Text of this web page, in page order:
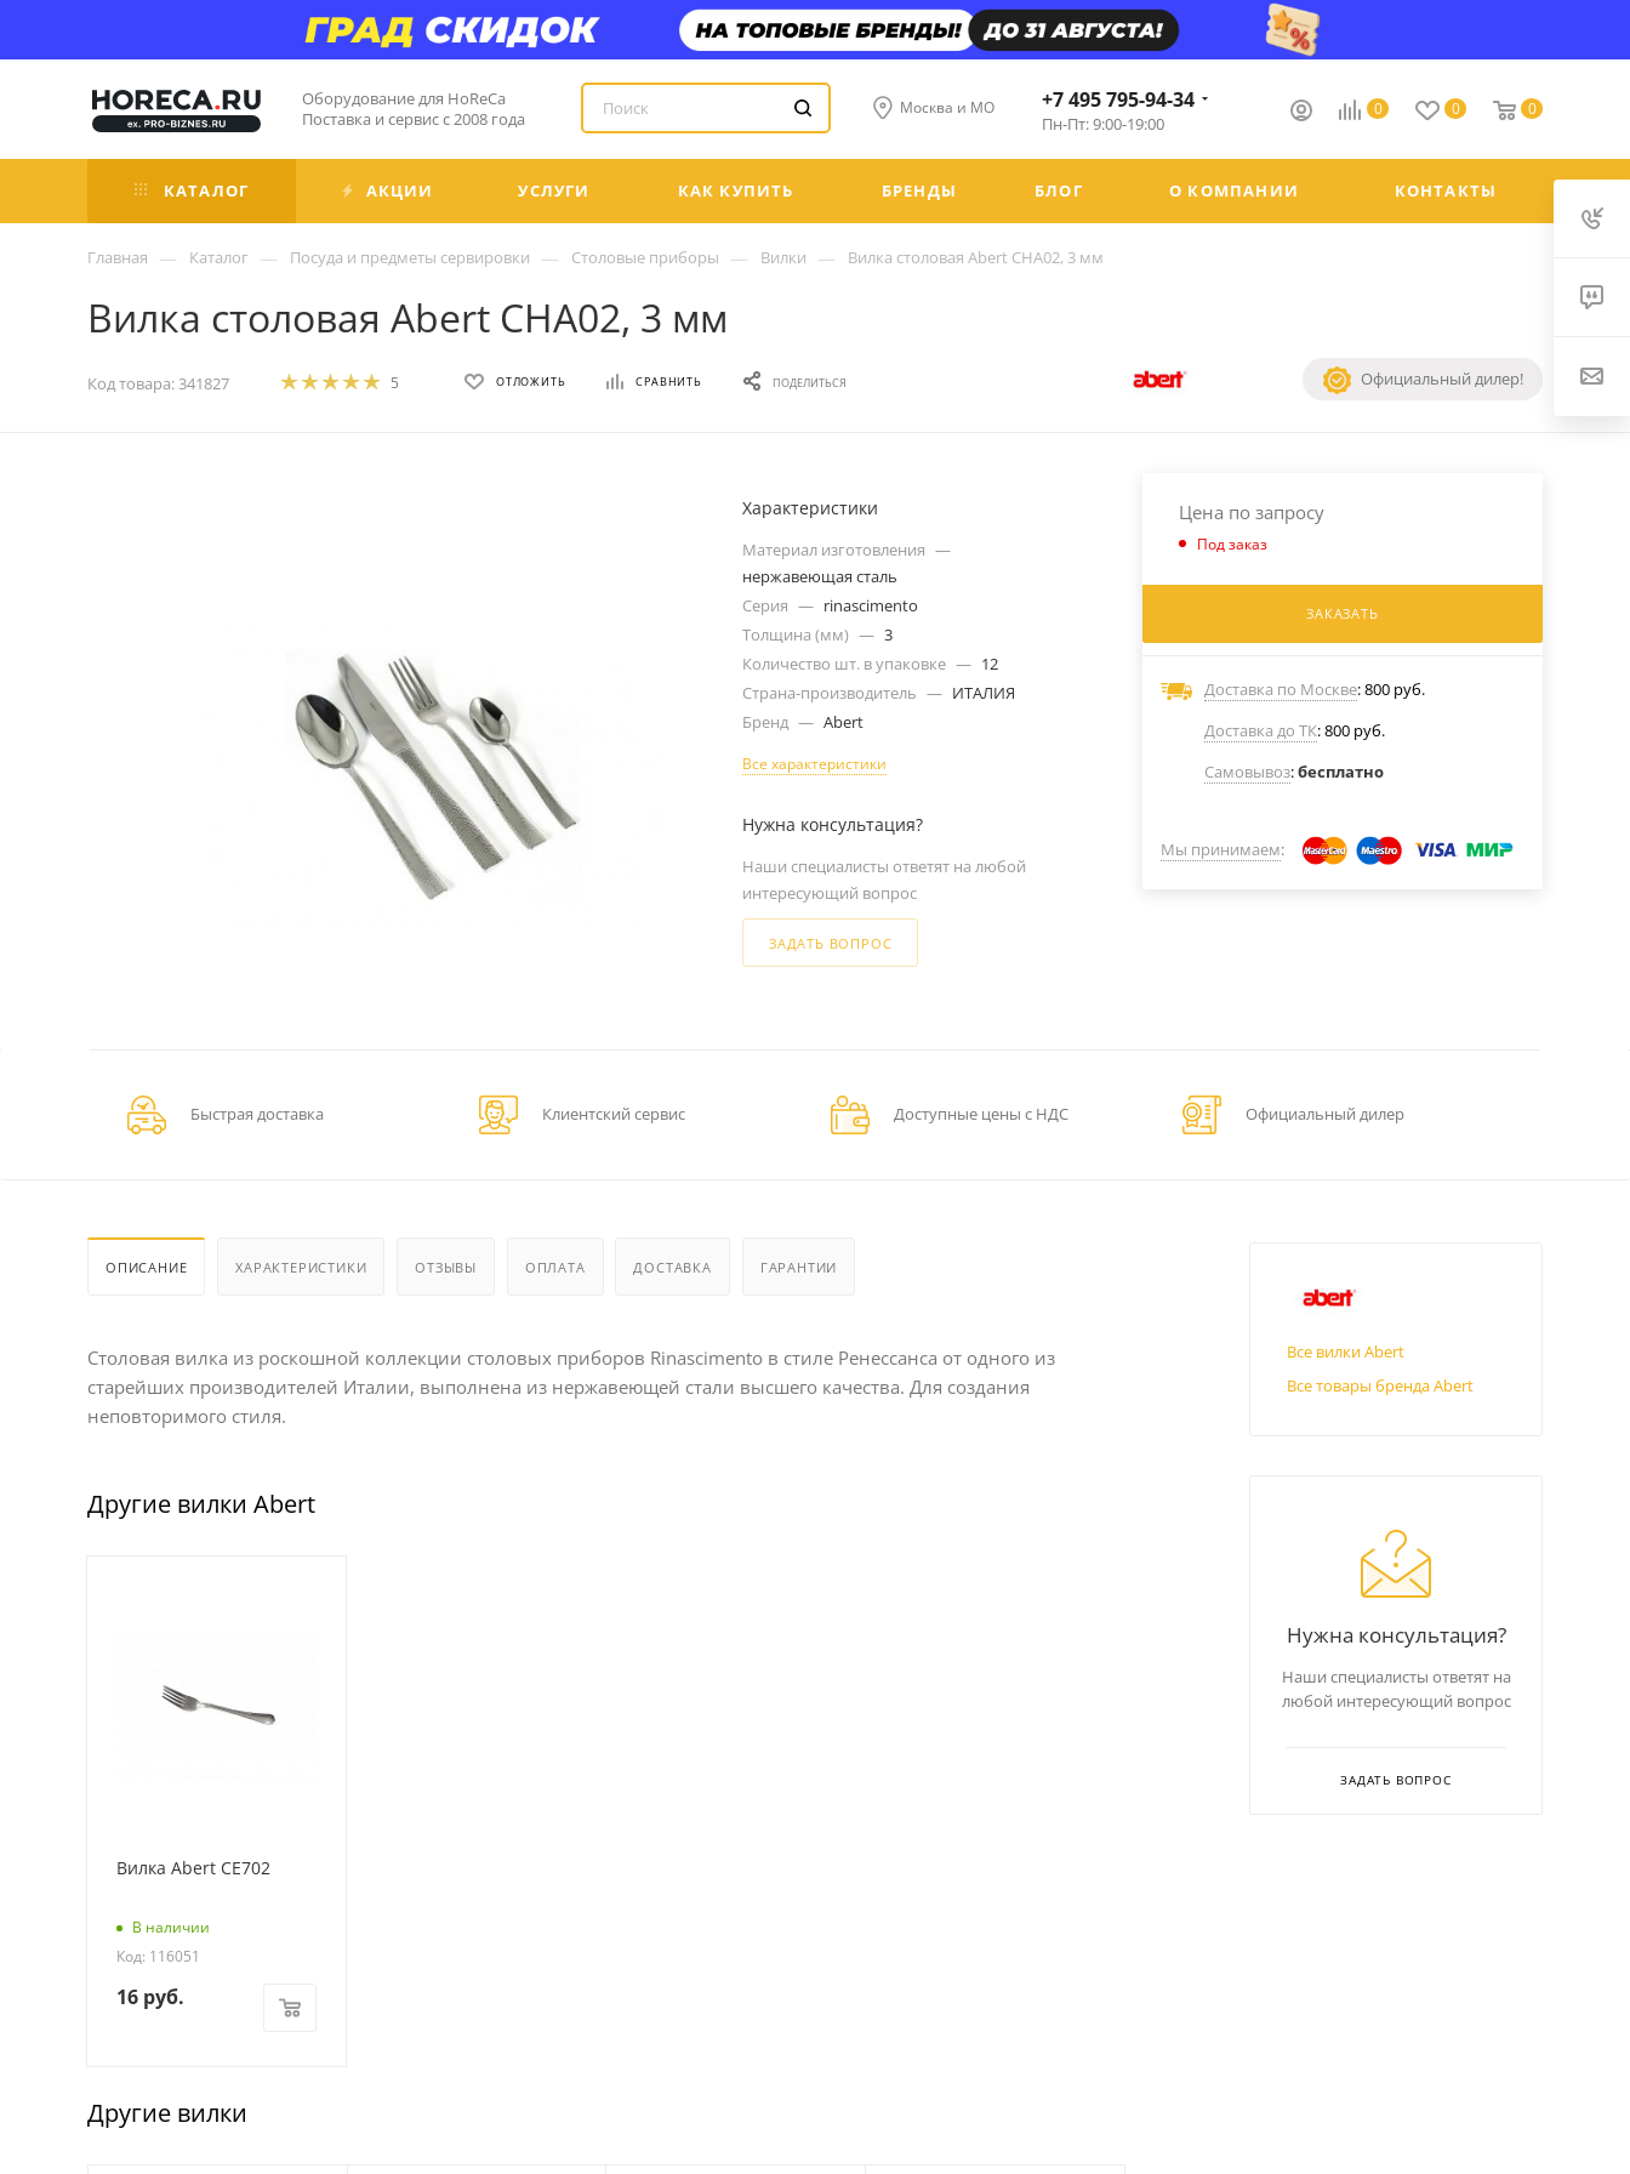
Оборудование для HoReCa
Поставка и сервис с 2008 года
Москва и МО 0 0 0
+7 495 795-94-34
Пн-Пт: 9:00-19:00
КАТАЛОГ АКЦИИ УСЛУГИ КАК КУПИТЬ БРЕНДЫ БЛОГ О КОМПАНИИ КОНТАКТЫ
Главная — Каталог — Посуда и предметы сервировки — Столовые приборы — Вилки — Вилка столовая Abert CHA02, 3 мм
Вилка столовая Abert CHA02, 3 мм
Код товара: 341827 5 ОТЛОЖИТЬ СРАВНИТЬ ПОДЕЛИТЬСЯ Официальный дилер!
Характеристики
Материал изготовления —
нержавеющая сталь
Серия — rinascimento
Толщина (мм) — 3
Количество шт. в упаковке — 12
Страна-производитель — ИТАЛИЯ
Бренд — Abert
Все характеристики
Нужна консультация?
Наши специалисты ответят на любой
интересующий вопрос
ЗАДАТЬ ВОПРОС
Цена по запросу
Под заказ
ЗАКАЗАТЬ
Доставка по Москве: 800 руб.
Доставка до ТК: 800 руб.
Самовывоз:бесплатно
Мы принимаем:
Быстрая доставка Клиентский сервис Доступные цены с НДС Официальный дилер
ОПИСАНИЕ ХАРАКТЕРИСТИКИ ОТЗЫВЫ ОПЛАТА ДОСТАВКА ГАРАНТИИ
Столовая вилка из роскошной коллекции столовых приборов Rinascimento в стиле Ренессанса от одного из
старейших производителей Италии, выполнена из нержавеющей стали высшего качества. Для создания
неповторимого стиля.
Другие вилки Abert
Вилка Abert CE702
В наличии
Код: 116051
16 руб.
Другие вилки
Все вилки Abert
Все товары бренда Abert
Нужна консультация?
Наши специалисты ответят на
любой интересующий вопрос
ЗАДАТЬ ВОПРОС